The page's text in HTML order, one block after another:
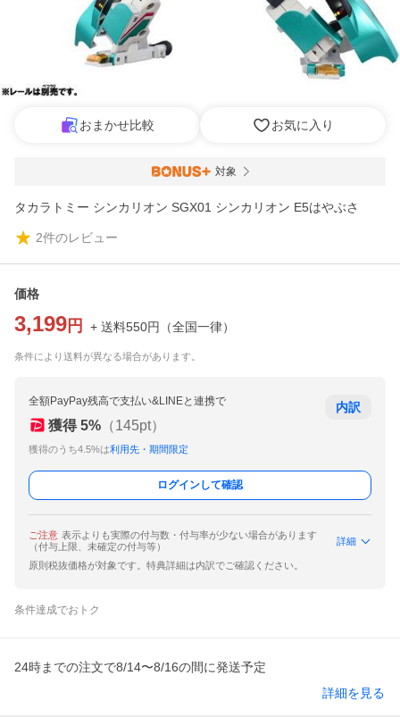
おまかせ比較 お気に入り
対象
タカラトミー シンカリオン SGX01 シンカリオン E5はやぶさ
2件のレビュー
価格
3,199 円 + 送料550円 （全国一律）
条件により送料が異なる場合があります。
全額PayPay残高で支払い&LINEと連携で
獲得 5% （145pt）
獲得のうち4.5%は利用先・期間限定
内訳
ログインして確認
ご注意 表示よりも実際の付与数・付与率が少ない場合があります
（付与上限、未確定の付与等）
詳細
原則税抜価格が対象です。特典詳細は内訳でご確認ください。
条件達成でおトク
24時までの注文で8/14〜8/16の間に発送予定
詳細を見る